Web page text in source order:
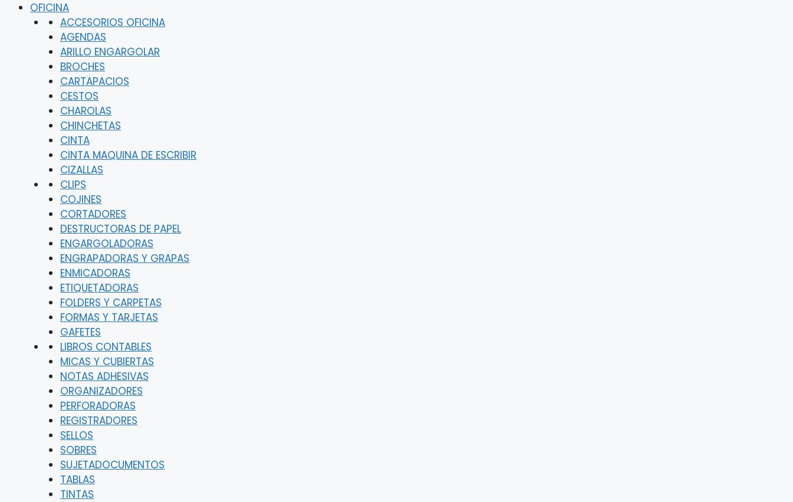
OFICINA
ACCESORIOS OFICINA
AGENDAS
ARILLO ENGARGOLAR
BROCHES
CARTAPACIOS
CESTOS
CHAROLAS
CHINCHETAS
CINTA
CINTA MAQUINA DE ESCRIBIR
CIZALLAS
CLIPS
COJINES
CORTADORES
DESTRUCTORAS DE PAPEL
ENGARGOLADORAS
ENGRAPADORAS Y GRAPAS
ENMICADORAS
ETIQUETADORAS
FOLDERS Y CARPETAS
FORMAS Y TARJETAS
GAFETES
LIBROS CONTABLES
MICAS Y CUBIERTAS
NOTAS ADHESIVAS
ORGANIZADORES
PERFORADORAS
REGISTRADORES
SELLOS
SOBRES
SUJETADOCUMENTOS
TABLAS
TINTAS